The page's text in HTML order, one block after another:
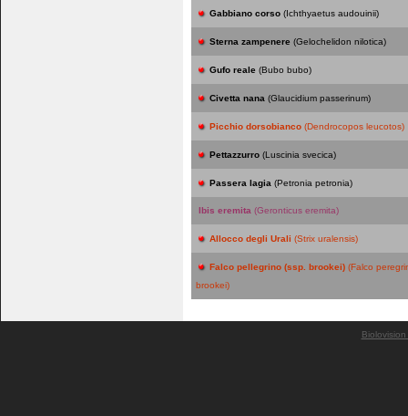
Gabbiano corso (Ichthyaetus audouinii)
Sterna zampenere (Gelochelidon nilotica)
Gufo reale (Bubo bubo)
Civetta nana (Glaucidium passerinum)
Picchio dorsobianco (Dendrocopos leucotos)
Pettazzurro (Luscinia svecica)
Passera lagia (Petronia petronia)
Ibis eremita (Geronticus eremita)
Allocco degli Urali (Strix uralensis)
Falco pellegrino (ssp. brookei) (Falco
brookei)
Biolovision